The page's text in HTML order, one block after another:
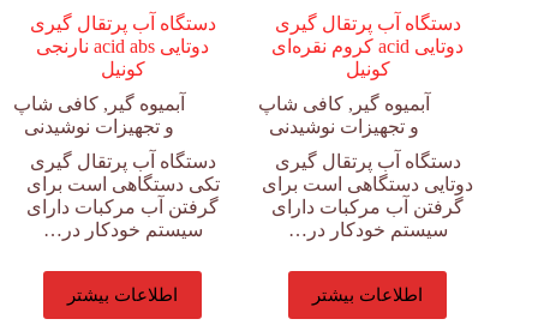
دستگاه آب پرتقال گیری
دوتایی acid کروم نقره‌ای
کونیل
آبمیوه گیر ,کافی شاپ
و تجهیزات نوشیدنی
دستگاه آب پرتقال گیری
دوتایی دستگاهی است برای
گرفتن آب مرکبات دارای
سیستم خودکار در…
اطلاعات بیشتر
دستگاه آب پرتقال گیری
دوتایی acid abs نارنجی
کونیل
آبمیوه گیر ,کافی شاپ
و تجهیزات نوشیدنی
دستگاه آب پرتقال گیری
تکی دستگاهی است برای
گرفتن آب مرکبات دارای
سیستم خودکار در…
اطلاعات بیشتر